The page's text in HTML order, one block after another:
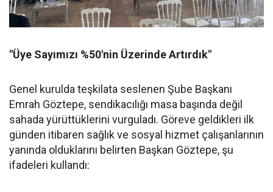
"Üye Sayımızı %50'nin Üzerinde Artırdık"
Genel kurulda teşkilata seslenen Şube Başkanı
Emrah Göztepe, sendikacılığı masa başında değil
sahada yürüttüklerini vurguladı. Göreve geldikleri ilk
günden itibaren sağlık ve sosyal hizmet çalışanlarının
yanında olduklarını belirten Başkan Göztepe, şu
ifadeleri kullandı: